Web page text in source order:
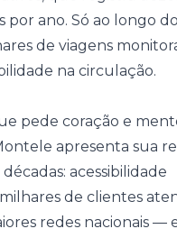
por ano. Só ao longo
de viagens
na circulação.
pede coração e
apresenta sua
acessibilidade
de clientes
redes nacionais —